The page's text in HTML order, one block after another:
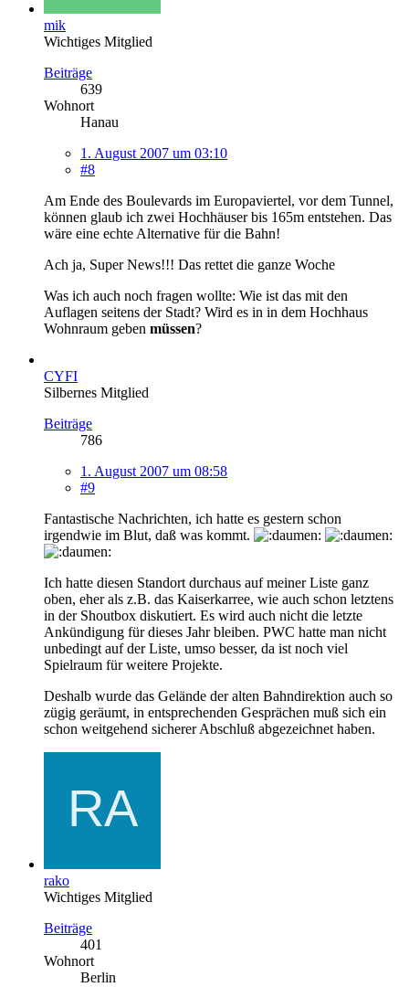
mik
Wichtiges Mitglied
Beiträge
639
Wohnort
Hanau
1. August 2007 um 03:10
#8
Am Ende des Boulevards im Europaviertel, vor dem Tunnel,
können glaub ich zwei Hochhäuser bis 165m entstehen. Das
wäre eine echte Alternative für die Bahn!
Ach ja, Super News!!! Das rettet die ganze Woche
Was ich auch noch fragen wollte: Wie ist das mit den
Auflagen seitens der Stadt? Wird es in in dem Hochhaus
Wohnraum geben müssen?
CYFI
Silbernes Mitglied
Beiträge
786
1. August 2007 um 08:58
#9
Fantastische Nachrichten, ich hatte es gestern schon
irgendwie im Blut, daß was kommt.
Ich hatte diesen Standort durchaus auf meiner Liste ganz
oben, eher als z.B. das Kaiserkarree, wie auch schon letztens
in der Shoutbox diskutiert. Es wird auch nicht die letzte
Ankündigung für dieses Jahr bleiben. PWC hatte man nicht
unbedingt auf der Liste, umso besser, da ist noch viel
Spielraum für weitere Projekte.
Deshalb wurde das Gelände der alten Bahndirektion auch so
zügig geräumt, in entsprechenden Gesprächen muß sich ein
schon weitgehend sicherer Abschluß abgezeichnet haben.
rako
Wichtiges Mitglied
Beiträge
401
Wohnort
Berlin